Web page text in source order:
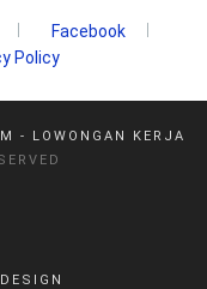
Facebook
Policy
- LOWONGAN KERJA